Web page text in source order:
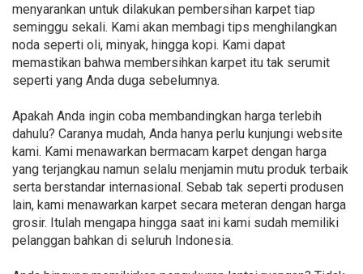
menyarankan untuk dilakukan pembersihan karpet tiap
seminggu sekali. Kami akan membagi tips menghilangkan
noda seperti oli, minyak, hingga kopi. Kami dapat
memastikan bahwa membersihkan karpet itu tak serumit
seperti yang Anda duga sebelumnya.
Apakah Anda ingin coba membandingkan harga terlebih
dahulu? Caranya mudah, Anda hanya perlu kunjungi website
kami. Kami menawarkan bermacam karpet dengan harga
yang terjangkau namun selalu menjamin mutu produk terbaik
serta berstandar internasional. Sebab tak seperti produsen
lain, kami menawarkan karpet secara meteran dengan harga
grosir. Itulah mengapa hingga saat ini kami sudah memiliki
pelanggan bahkan di seluruh Indonesia.